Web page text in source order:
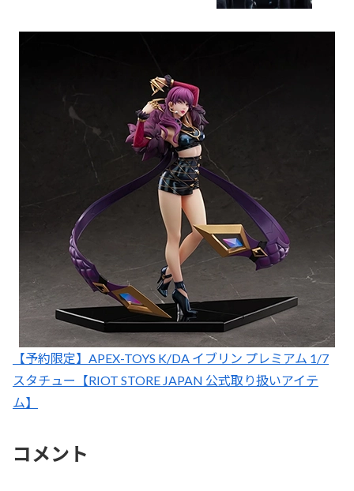
【予約限定】APEX-TOYS K/DA イブリン プレミアム 1/7
スタチュー【RIOT STORE JAPAN 公式取り扱いアイテ
ム】
コメント